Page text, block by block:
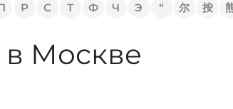
Р С Т Ф Ч Э “ 尔 按
в Москве